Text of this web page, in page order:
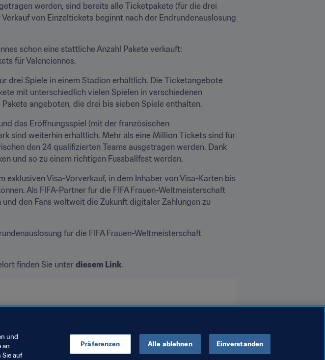
werden, sind bereits alle Ticketpakete (für die drei
von Einzeltickets beginnt nach der Endrundenauslosung
schon eine stattliche Anzahl Pakete verkauft:
für Valenciennes.
drei Spiele in einem Stadion erhältlich. Die Ticketangebote
mit unterschiedlich vielen Spielen in verschiedenen
angeboten, die drei bis sieben Spiele enthalten.
das Eröffnungsspiel (mit der französischen
sind weiterhin erhältlich. Mehr als eine Million Tickets sind für
den 24 qualifizierten Teams ausgetragen werden. Dank
und so zu einem richtigen Fussballfest werden.
exklusiven Visa-Vorverkauf, in dem Inhaber von Visa-Karten bis
Als FIFA-Partner für die FIFA Frauen-Weltmeisterschaft
den Fans weltweit die Zukunft digitaler Zahlungen zu
für die FIFA Frauen-Weltmeisterschaft
finden Sie unter diesem Link.
und
an
auf
Präferenzen Alle ablehnen Einverstanden